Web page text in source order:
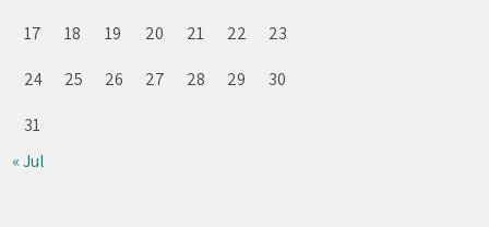
17
18 19 20 21 22
23
24
25 26 27 28 29
30
31
« Jul